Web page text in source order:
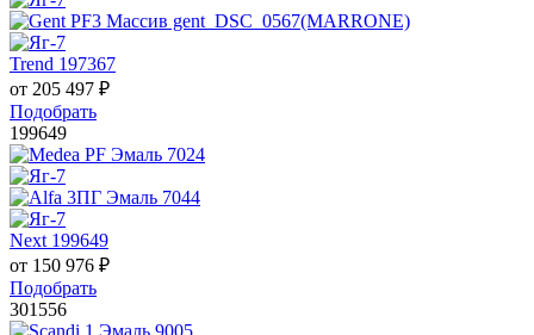
Trend 197367
от 205 497 ₽
Подобрать
199649
Next 199649
от 150 976 ₽
Подобрать
301556